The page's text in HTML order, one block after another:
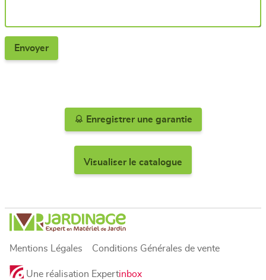
Enregistrer une garantie
Visualiser le catalogue
Mentions Légales Conditions Générales de vente
Une réalisation Expertinbox